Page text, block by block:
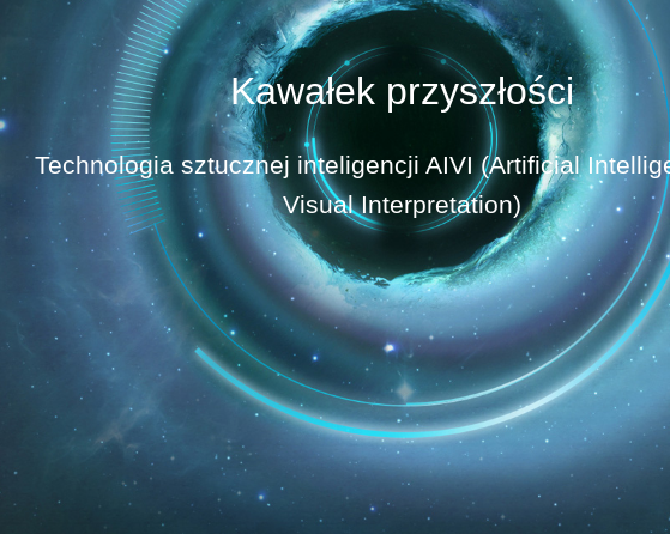
Kawałek przyszłości
Technologia sztucznej inteligencji AIVI (Artificial
Visual Interpretation)